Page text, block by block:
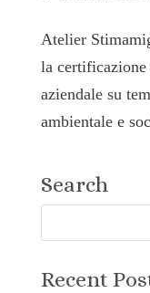
Atelier
la certificazione
aziendale su
ambientale e
Search
Recent